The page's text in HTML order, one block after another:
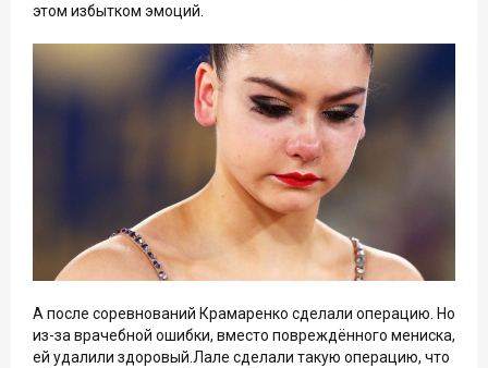
этом избытком эмоций.
А после соревнований Крамаренко сделали операцию. Но
из-за врачебной ошибки, вместо повреждённого мениска,
ей удалили здоровый.Лале сделали такую операцию, что